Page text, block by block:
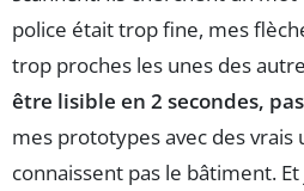
police était trop fine, mes
trop proches les unes des
être lisible en 2 secondes,
mes prototypes avec des vrais
connaissent pas le bâtiment.